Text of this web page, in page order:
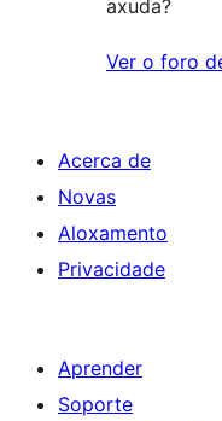
axuda?
Ver o foro
Acerca de
Novas
Aloxamento
Privacidade
Aprender
Soporte